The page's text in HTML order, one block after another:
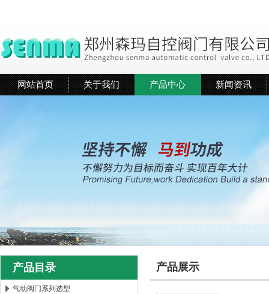
网站首页 关于我们 产品中心 新闻资讯
产品目录
气动阀门系列选型
产品展示